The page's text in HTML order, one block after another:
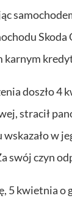
karnym
doszło 4
stracił
w
swój czyn
5 kwietnia o